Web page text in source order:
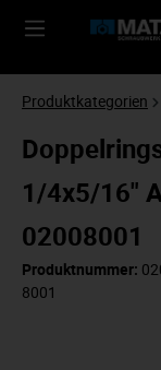
Produktkategorien
1/4x5/16"
02008001
Produktnummer:
8001